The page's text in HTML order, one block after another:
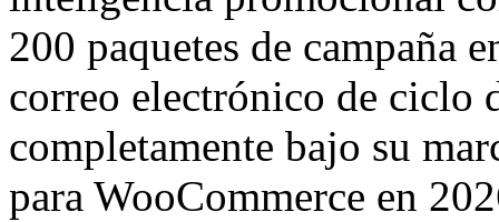
200 paquetes de campaña
correo electrónico de ciclo
completamente bajo su
para WooCommerce en